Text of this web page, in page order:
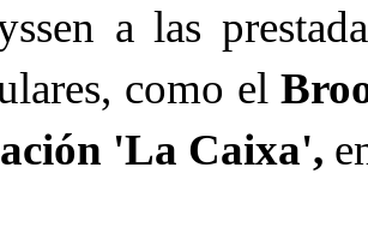
a las
como el
'La Caixa',